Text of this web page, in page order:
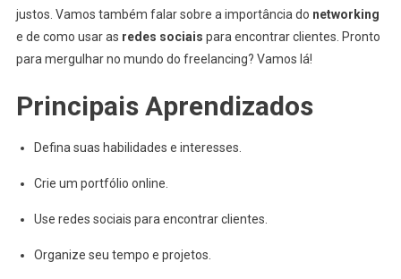
justos. Vamos também falar sobre a importância do networking
e de como usar as redes sociais para encontrar clientes. Pronto
para mergulhar no mundo do freelancing? Vamos lá!
Principais Aprendizados
Defina suas habilidades e interesses.
Crie um portfólio online.
Use redes sociais para encontrar clientes.
Organize seu tempo e projetos.